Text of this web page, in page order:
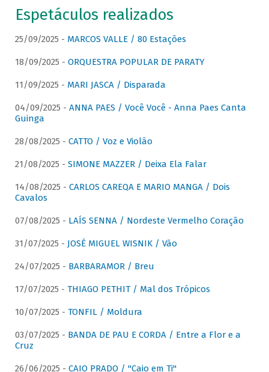
Espetáculos realizados
25/09/2025 - MARCOS VALLE / 80 Estações
18/09/2025 - ORQUESTRA POPULAR DE PARATY
11/09/2025 - MARI JASCA / Disparada
04/09/2025 - ANNA PAES / Você Você - Anna Paes Canta
Guinga
28/08/2025 - CATTO / Voz e Violão
21/08/2025 - SIMONE MAZZER / Deixa Ela Falar
14/08/2025 - CARLOS CAREQA E MARIO MANGA / Dois
Cavalos
07/08/2025 - LAÍS SENNA / Nordeste Vermelho Coração
31/07/2025 - JOSÉ MIGUEL WISNIK / Vão
24/07/2025 - BARBARAMOR / Breu
17/07/2025 - THIAGO PETHIT / Mal dos Trópicos
10/07/2025 - TONFIL / Moldura
03/07/2025 - BANDA DE PAU E CORDA / Entre a Flor e a
Cruz
26/06/2025 - CAIO PRADO / "Caio em Ti"